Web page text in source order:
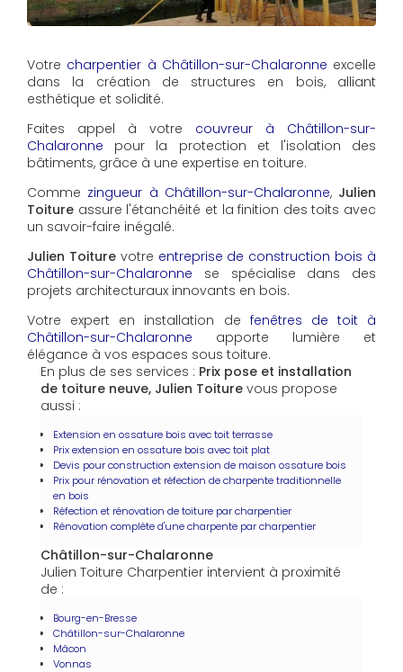
Votre charpentier à Châtillon-sur-Chalaronne excelle
dans la création de structures en bois, alliant
esthétique et solidité.
Faites appel à votre couvreur à Châtillon-sur-
Chalaronne pour la protection et l'isolation des
bâtiments, grâce à une expertise en toiture.
Comme zingueur à Châtillon-sur-Chalaronne, Julien
Toiture assure l'étanchéité et la finition des toits avec
un savoir-faire inégalé.
Julien Toiture votre entreprise de construction bois à
Châtillon-sur-Chalaronne se spécialise dans des
projets architecturaux innovants en bois.
Votre expert en installation de fenêtres de toit à
Châtillon-sur-Chalaronne apporte lumière et
élégance à vos espaces sous toiture.
En plus de ses services : Prix pose et installation
de toiture neuve, Julien Toiture vous propose
aussi :
Extension en ossature bois avec toit terrasse
Prix extension en ossature bois avec toit plat
Devis pour construction extension de maison ossature bois
Prix pour rénovation et réfection de charpente traditionnelle
en bois
Réfection et rénovation de toiture par charpentier
Rénovation complète d'une charpente par charpentier
Châtillon-sur-Chalaronne
Julien Toiture Charpentier intervient à proximité
de :
Bourg-en-Bresse
Châtillon-sur-Chalaronne
Mâcon
Vonnas